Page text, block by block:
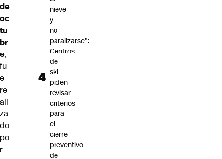
de
oc
tu
br
e,
fu
e
re
ali
za
do
po
r
nieve
y
no
paralizarse":
Centros
de
ski
piden
revisar
criterios
para
el
cierre
preventivo
de